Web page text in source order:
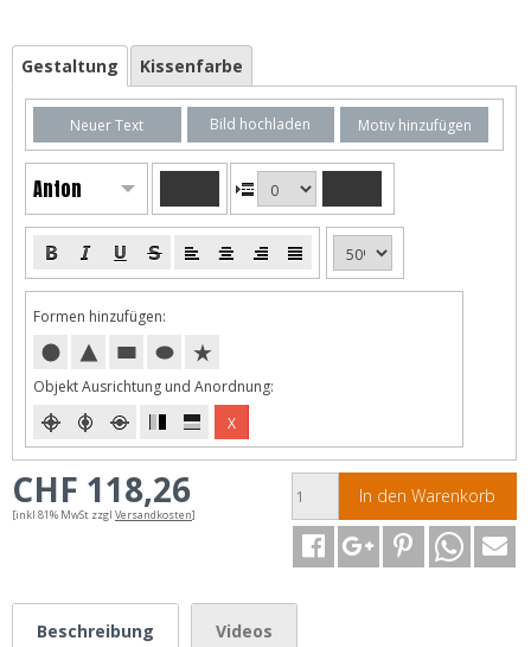
Gestaltung Kissenfarbe
Neuer Text Bild hochladen Motiv hinzufügen
Anton
Formen hinzufügen:
Objekt Ausrichtung und Anordnung:
X
CHF 118,26
[inkl 81% MwSt zzgl Versandkosten]
In den Warenkorb
Beschreibung Videos